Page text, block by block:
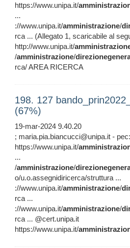
https://www.unipa.it/
...
://www.unipa.it/amministrazione/
rca ... (Allegato 1, scaricabile al
http://www.unipa.it/
/amministrazione/
rca/ AREA RICERCA
198. 127
(67%)
19-mar-2024 9.40.20
; maria.pia.biancucci@unipa.it -
https://www.unipa.it/
...
/amministrazione/
o/u.o.assegnidiricerca/struttura ...
://www.unipa.it/amministrazione/
rca ...
://www.unipa.it/amministrazione/
rca ... @cert.unipa.it
https://www.unipa.it/